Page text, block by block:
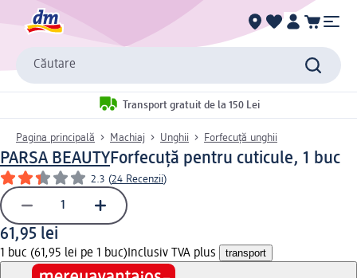
Căutare
Transport gratuit de la 150 Lei
Pagina principală Machiaj Unghii Forfecuță unghii
PARSA BEAUTYForfecuță pentru cuticule, 1 buc
2.3 (24 Recenzii)
61,95 lei
1 buc (61,95 lei pe 1 buc) Inclusiv TVA plus transport